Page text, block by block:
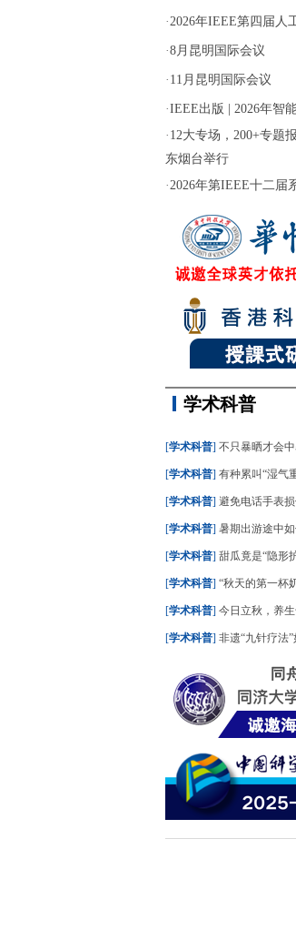
·2026年IEEE第四届人
·8月昆明国际会议
· 11月昆明国际会议
·IEEE出版 | 2026年智
· 12大专场，200+专题
东烟台举行
·2026年第IEEE十二届
学术科普
[学术科普] 不只暴晒才会
[学术科普] 有种累叫“湿气
[学术科普] 避免电话手表
[学术科普] 暑期出游途中如何远
[学术科普] 甜瓜竟是“隐形
[学术科普] “秋天的第一杯奶茶
[学术科普] 今日立秋，养
[学术科普] 非遗“九针疗法”